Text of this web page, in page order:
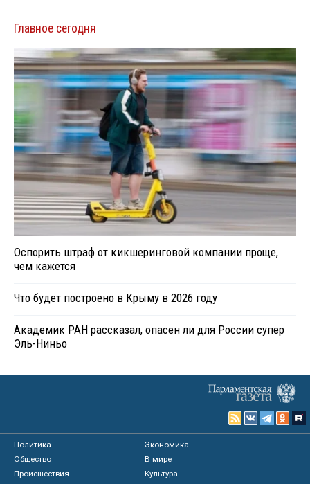
Главное сегодня
Оспорить штраф от кикшеринговой компании проще,
чем кажется
Что будет построено в Крыму в 2026 году
Академик РАН рассказал, опасен ли для России супер
Эль-Ниньо
Политика
Экономика
Общество
В мире
Происшествия
Культура